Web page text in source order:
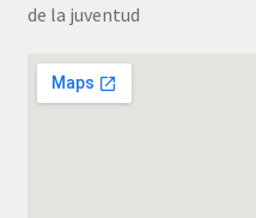
de la juventud